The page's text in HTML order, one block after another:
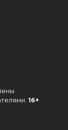
16+